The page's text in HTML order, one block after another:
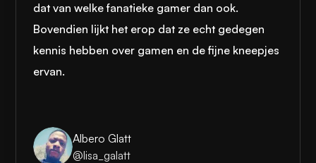
dat van welke fanatieke gamer dan ook.
Bovendien lijkt het erop dat ze echt gedegen
kennis hebben over gamen en de fijne kneepjes
ervan.
Albero Glatt
@lisa_galatt